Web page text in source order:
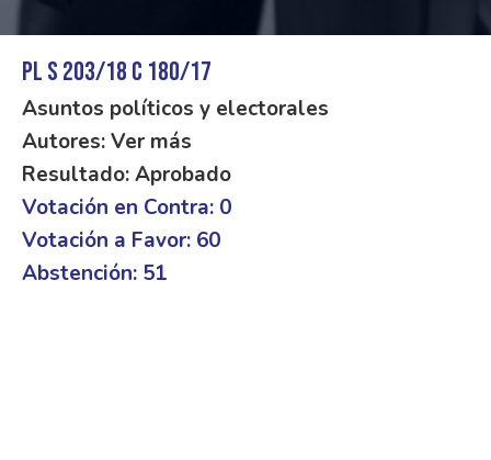
PL S 203/18 C 180/17
Asuntos políticos y electorales
Autores: Ver más
Resultado: Aprobado
Votación en Contra: 0
Votación a Favor: 60
Abstención: 51